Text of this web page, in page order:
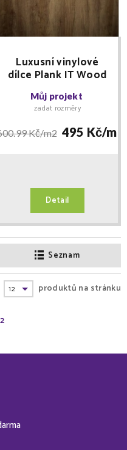
Luxusní vinylové
dílce Plank IT Wood
2004 DAVOS - TM.
HNĚDÝ
Můj projekt
zadat rozměry
Kč/m2 495 Kč/m2
Detail
Seznam
2
produktů na stránku